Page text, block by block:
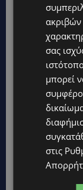
Topics
ΤΑΣΟΣ
12χρονου
έδωσε ελπίδα
σας
μπορεί
στις